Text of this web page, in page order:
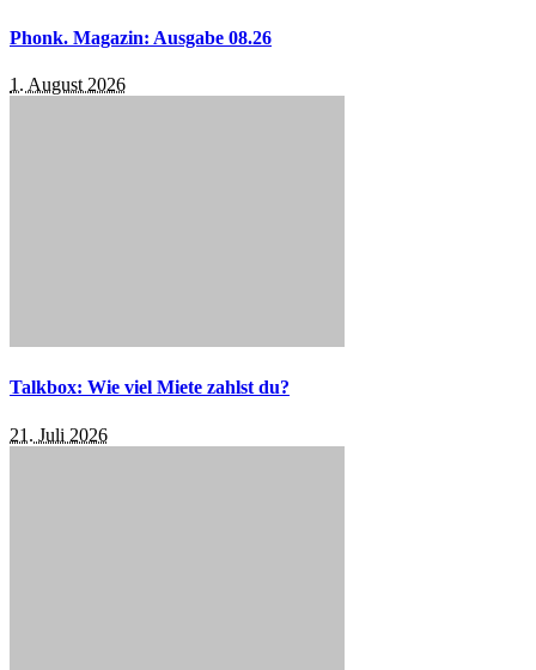
Phonk. Magazin: Ausgabe 08.26
1. August 2026
Talkbox: Wie viel Miete zahlst du?
21. Juli 2026